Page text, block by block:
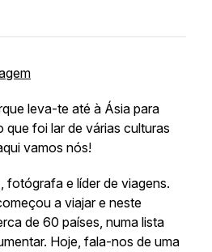
leva-te até à Ásia para
que foi lar de várias culturas
vamos nós!
fotógrafa e líder de viagens.
a viajar e neste
de 60 países, numa lista
Hoje, fala-nos de uma